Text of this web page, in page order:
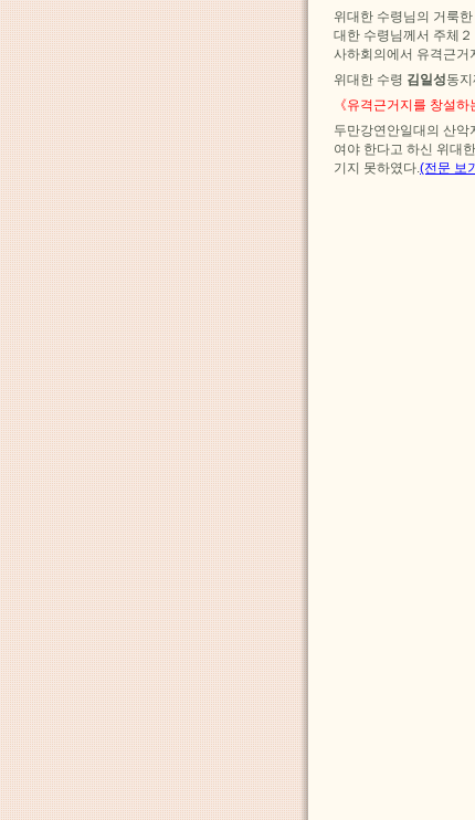
위대한 수령님의 거룩
대한 수령님께서 주체
사하회의에서 유격근거
위대한 수령 김일성동
《유격근거지를 창설
두만강연안일대의 산
여야 한다고 하신 위대
기지 못하였다.(전문 보